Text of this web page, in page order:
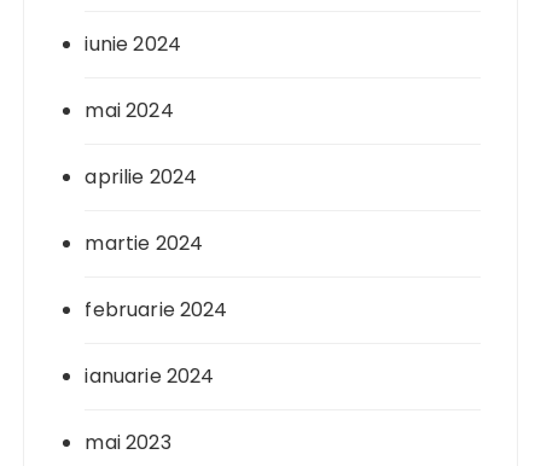
iunie 2024
mai 2024
aprilie 2024
martie 2024
februarie 2024
ianuarie 2024
mai 2023